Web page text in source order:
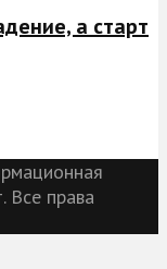
а старт
Все права